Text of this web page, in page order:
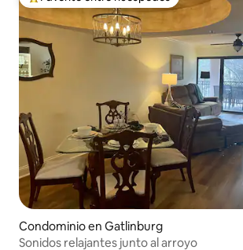
De los mejores en Favorito entre huéspedes
Condominio en Gatlinburg
Sonidos relajantes junto al arroyo